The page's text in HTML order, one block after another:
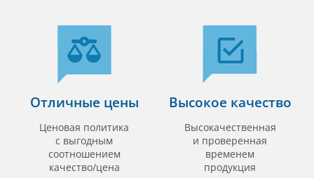
Отличные цены
Ценовая политика
с выгодным
соотношением
качество/цена
Высокое качество
Высокачественная
и проверенная
временем
продукция